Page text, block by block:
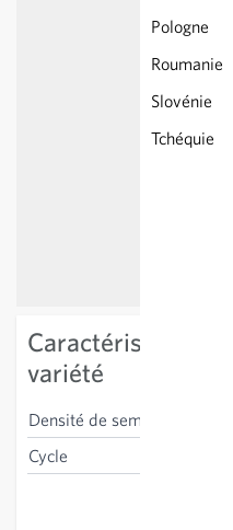
Pologne
Roumanie
Slovénie
Tchéquie
Caractéristiques
variété
Densité de semis
Cycle